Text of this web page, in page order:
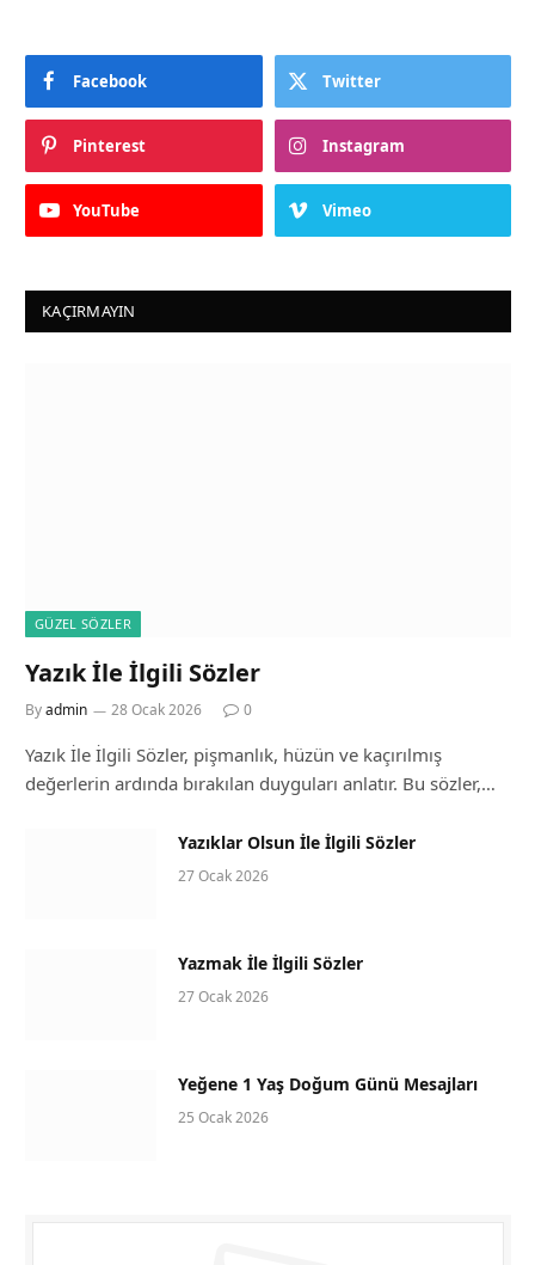
Facebook Twitter
Pinterest Instagram
YouTube Vimeo
KAÇIRMAYIN
GÜZEL SÖZLER
Yazık İle İlgili Sözler
Byadmin 28 Ocak 2026 0
Yazık İle İlgili Sözler, pişmanlık, hüzün ve kaçırılmış
değerlerin ardında bırakılan duyguları anlatır. Bu sözler,…
Yazıklar Olsun İle İlgili Sözler
27 Ocak 2026
Yazmak İle İlgili Sözler
27 Ocak 2026
Yeğene 1 Yaş Doğum Günü Mesajları
25 Ocak 2026